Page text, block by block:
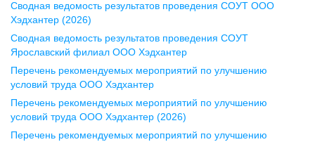
ул. Комиссаржевской, д. 10,
офис 1212
+7 473 280-05-05
pr@vrn.hh.ru
ул. Спартаковская, д. 2А, этаж 3,
помещение 15
Сводная ведомость результатов проведения СОУТ ООО
Хэдхантер (2026)
Сводная ведомость результатов проведения СОУТ
Ярославский филиал ООО Хэдхантер
Перечень рекомендуемых мероприятий по улучшению
условий труда ООО Хэдхантер
Перечень рекомендуемых мероприятий по улучшению
условий труда ООО Хэдхантер (2026)
Перечень рекомендуемых мероприятий по улучшению